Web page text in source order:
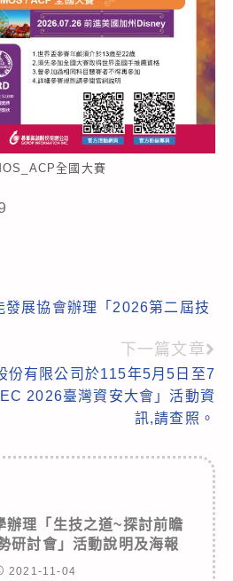
全國大賽
發展協會辦理「2026第二屆技
下一篇文章
份有限公司於115年5月5日至7
2026臺灣資安大會」活動資
訊,請查照。
辦理「生技之道~探討前瞻
研討會」活動說明及海報
2021-11-04